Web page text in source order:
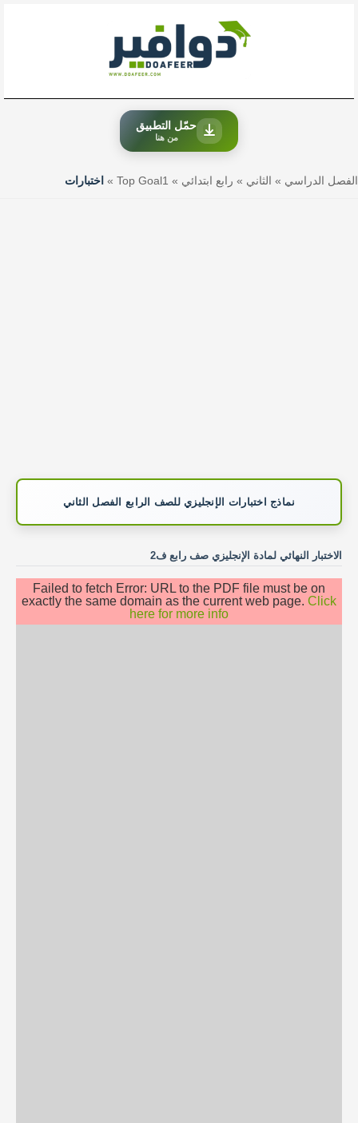
حمّل التطبيق
من هنا
الفصل الدراسي » الثاني » رابع ابتدائي »
Top Goal1
» اختبارات
نماذج اختبارات الإنجليزي للصف الرابع الفصل الثاني
الاختبار النهائي لمادة الإنجليزي صف رابع ف2
Failed to fetch Error: URL to the PDF file must be on
exactly the same domain as the current web page. Click
here for more info